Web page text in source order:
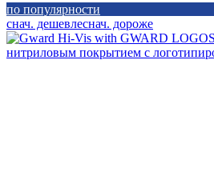
по популярности
снач. дешевлеснач. дороже